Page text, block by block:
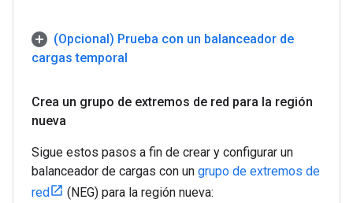
(Opcional) Prueba con un balanceador de
cargas temporal
Crea un grupo de extremos de red para la región
nueva
Sigue estos pasos a fin de crear y configurar un
balanceador de cargas con un grupo de extremos de
red
(NEG) para la región nueva: